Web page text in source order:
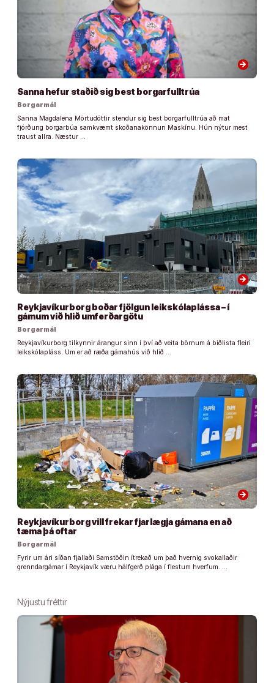
arrow_forward
Sanna hefur staðið sig best borgarfulltrúa
Borgarmál
Sanna Magdalena Mörtudóttir stendur sig best borgarfulltrúa að mat
fjórðung borgarbúa samkvæmt skoðanakönnun Maskínu. Hún nýtur mest
traust allra. Næstur …
arrow_forward
Reykjavíkurborg boðar fjölgun leikskólaplássa – í
gámum við hlið umferðargötu
Borgarmál
Reykjavíkurborg tilkynnir árangur sinn í því að veita börnum á biðlista fleiri
leikskólapláss. Um er að ræða gámahús við hlið …
arrow_forward
Reykjavíkurborg vill frekar fjarlægja gámana en að
tæma þá oftar
Borgarmál
Fyrir um ári síðan fjallaði Samstöðin ítrekað um það hvernig svokallaðir
grenndargámar í Reykjavík væru hálfgerð plága í flestum hverfum. …
Nýjustu fréttir